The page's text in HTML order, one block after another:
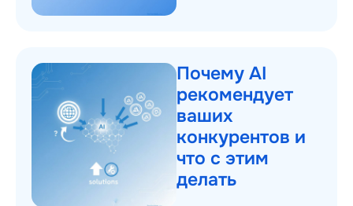
Почему AI
рекомендует
ваших
конкурентов и
что с этим
делать